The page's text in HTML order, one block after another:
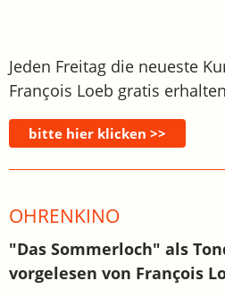
Jeden Freitag die neueste
François Loeb gratis erhalten
OHRENKINO
"Das Sommerloch" als
vorgelesen von François